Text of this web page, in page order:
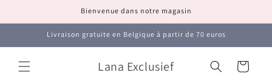
au
contenu
Bienvenue dans notre magasin
Livraison gratuite en Belgique à partir de 70 euros
Lana Exclusief Panier